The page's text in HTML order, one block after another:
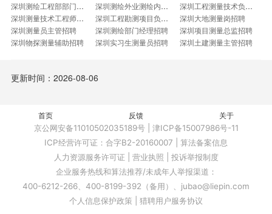
深圳测绘工程部部门经理招聘 深圳测绘外业测绘内业招聘
深圳工程测量技术负责人招聘
深圳测量技术工程师招聘
深圳工程勘测项目负责人招聘
深圳大地测量岗招聘
深圳测量员主管招聘
深圳测绘部门经理招聘
深圳项目测量总监招聘
深圳物探测量辅助招聘
深圳实习生测量员招聘
深圳土建测量主管招聘
深圳工程打桩测量员招聘
深圳地铁铺轨招聘
更新时间：2026-08-06
首页 反馈 关于